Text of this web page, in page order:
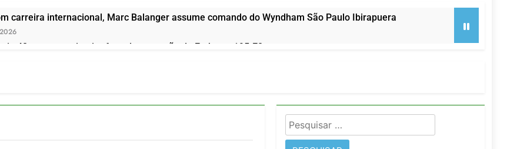
carreira internacional, Marc Balanger assume comando do Wyndham São Paulo Ibirapuera
42 rotas na primeira fase de operação do Embraer 195-E2
Catarinense: Região do Salto Caveiras atrai novos investimentos e fortalece infraestrutura
Pesquisar
por: